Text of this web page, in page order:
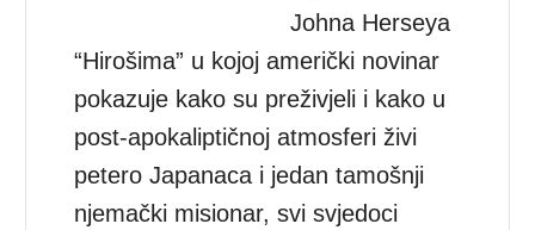
Johna Herseya
“Hirošima” u kojoj američki novinar
pokazuje kako su preživjeli i kako u
post-apokaliptičnoj atmosferi živi
petero Japanaca i jedan tamošnji
njemački misionar, svi svjedoci